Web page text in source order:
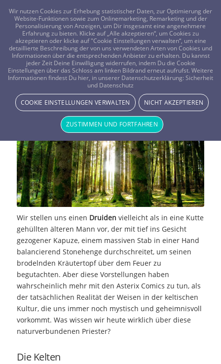
FRAGEN? KOSTENLOS ANRUFEN: 0800-8478266
Das geheimnisvolle Leben der
Druiden
MYTHOLOGIE & MYSTIK
Wir stellen uns einen Druiden vielleicht als in eine Kutte
gehüllten älteren Mann vor, der mit tief ins Gesicht
gezogener Kapuze, einem massiven Stab in einer Hand
balancierend Stonehenge durchschreitet, um seinen
brodelnden Kräutertopf über dem Feuer zu
begutachten. Aber diese Vorstellungen haben
wahrscheinlich mehr mit den Asterix Comics zu tun, als
der tatsächlichen Realität der Weisen in der keltischen
Kultur, die uns immer noch mystisch und geheimnisvoll
vorkommt. Was wissen wir heute wirklich über diese
naturverbundenen Priester?
Die Kelten
Wir nutzen Cookies zur Erhebung statistischer Daten, zur Optimierung der
Website-Funktionen sowie zum Onlinemarketing, Remarketing und der
Personalisierung von Anzeigen, um Dir insgesamt eine angenehmere
Erfahrung zu bieten. Klicke auf „Alle akzeptieren“, um Cookies zu
akzeptieren oder klicke auf "Cookie Einstellungen verwalten“, um eine
detaillierte Beschreibung der von uns verwendeten Arten von Cookies und
Informationen über die entsprechenden Anbieter zu erhalten. Du kannst
jeder Zeit Deine Einwilligung widerrufen, indem Du die Cookie
Einstellungen über das Schloss am linken Bildrand erneut aufrufst. Weitere
Informationen findest Du hier, in unserer Datenschutzerklärung: Sicherheit
und Datenschutz
COOKIE EINSTELLUNGEN VERWALTEN NICHT AKZEPTIEREN
ZUSTIMMEN UND FORTFAHREN